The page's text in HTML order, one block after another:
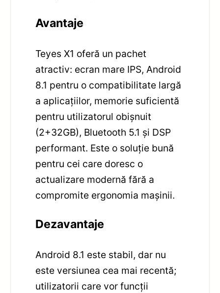
Avantaje
Teyes X1 oferă un pachet
atractiv: ecran mare IPS, Android
8.1 pentru o compatibilitate largă
a aplicațiilor, memorie suficientă
pentru utilizatorul obișnuit
(2+32GB), Bluetooth 5.1 și DSP
performant. Este o soluție bună
pentru cei care doresc o
actualizare modernă fără a
compromite ergonomia mașinii.
Dezavantaje
Android 8.1 este stabil, dar nu
este versiunea cea mai recentă;
utilizatorii care vor funcții